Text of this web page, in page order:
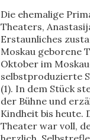
Die ehemalige
Theaters,
Erstaunliches
Moskau geborene
Oktober im
selbstproduzierte
(1). In dem Stück
der Bühne und
Kindheit bis heute.
Theater war voll,